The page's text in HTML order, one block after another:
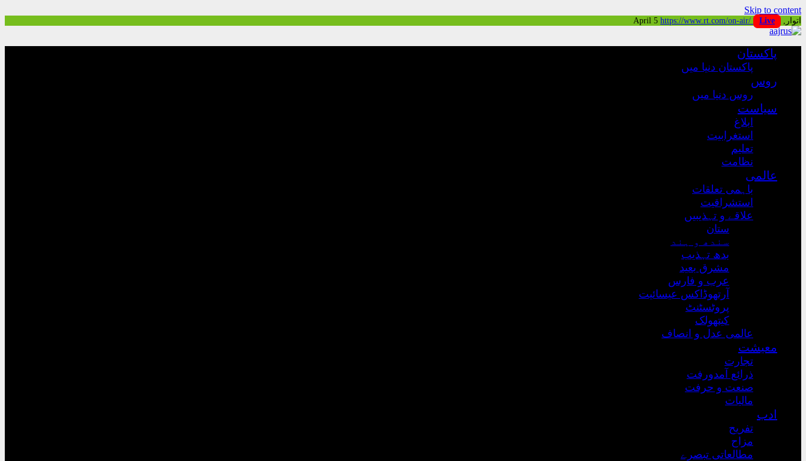
Skip to content
اتوار, April 5 https://www.rt.com/on-air/ Live
پاکستان
پاکستان دنیا میں
روس
روس دنیا میں
سیاست
ابلاغ
استغرابیت
تعلیم
نظامت
عالمی
باہمی تعلقات
استشراقیت
علاقے و تہذیبیں
ستان
سندھ و ہند
بدھ تہذیب
مشرق بعید
عرب و فارس
آرتھوڈاکس عیسائیت
پروٹسٹنٹ
کیتھولک
عالمی عدل و انصاف
معیشت
تجارت
ذرائع آمدورفت
صنعت و حرفت
مالیات
ادب
تفریح
مزاح
مطالعاتی تبصرے